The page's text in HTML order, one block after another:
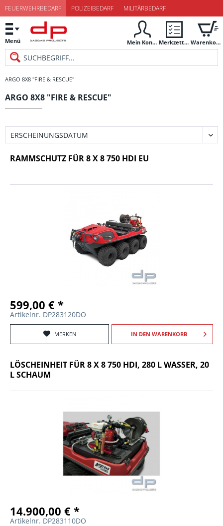
FEUERWEHRBEDARF POLIZEIBEDARF MILITÄRBEDARF
Menü Mein Konto Merkzettel Warenkorb
ARGO 8X8 "FIRE & RESCUE"
ARGO 8X8 "FIRE & RESCUE"
RAMMSCHUTZ FÜR 8 X 8 750 HDI EU
599,00 € *
Artikelnr. DP283120DO
MERKEN IN DEN WARENKORB
LÖSCHEINHEIT FÜR 8 X 8 750 HDI, 280 L WASSER, 20
L SCHAUM
14.900,00 € *
Artikelnr. DP283110DO